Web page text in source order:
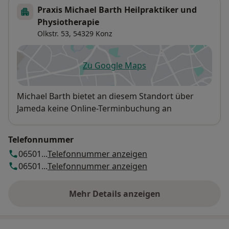
Praxis Michael Barth Heilpraktiker und
Physiotherapie
Olkstr. 53, 54329 Konz
Zu Google Mapsöffnet in einer neuen
Verfügbarkeit
Michael Barth bietet an diesem Standort über
Jameda keine Online-Terminbuchung an
Telefonnummer
06501...Telefonnummer anzeigen
06501...Telefonnummer anzeigen
Mehr Details anzeigen
über die Adresse